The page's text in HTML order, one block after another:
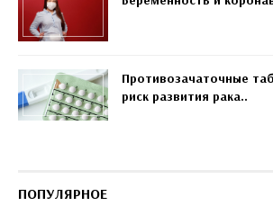
Противозачаточные
риск развития рака..
ПОПУЛЯРНОЕ